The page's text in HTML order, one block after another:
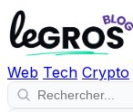
Web Tech Crypto